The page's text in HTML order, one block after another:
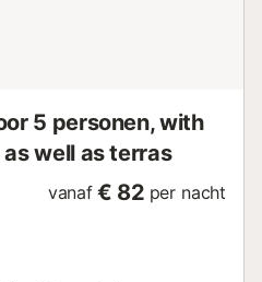
5 personen, with
well as terras
vanaf € 82 per nacht